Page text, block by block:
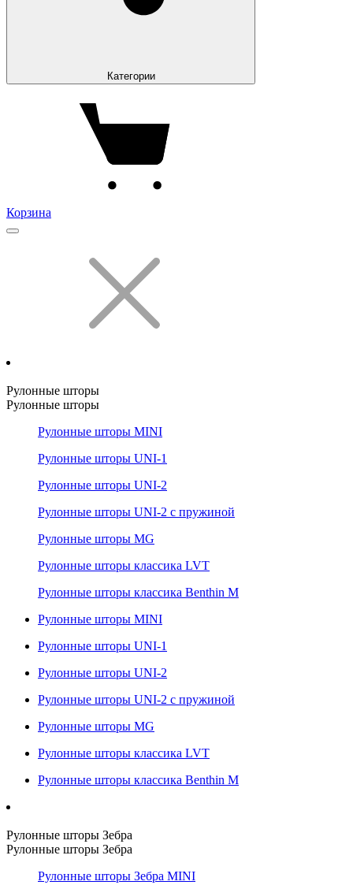
Категории
Корзина
Рулонные шторы
Рулонные шторы
Рулонные шторы MINI
Рулонные шторы UNI-1
Рулонные шторы UNI-2
Рулонные шторы UNI-2 с пружиной
Рулонные шторы MG
Рулонные шторы классика LVT
Рулонные шторы классика Benthin M
Рулонные шторы MINI
Рулонные шторы UNI-1
Рулонные шторы UNI-2
Рулонные шторы UNI-2 с пружиной
Рулонные шторы MG
Рулонные шторы классика LVT
Рулонные шторы классика Benthin M
Рулонные шторы Зебра
Рулонные шторы Зебра
Рулонные шторы Зебра MINI